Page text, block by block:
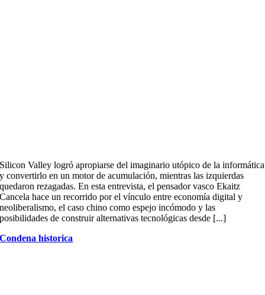
Silicon Valley logró apropiarse del imaginario utópico de la informática
y convertirlo en un motor de acumulación, mientras las izquierdas
quedaron rezagadas. En esta entrevista, el pensador vasco Ekaitz
Cancela hace un recorrido por el vínculo entre economía digital y
neoliberalismo, el caso chino como espejo incómodo y las
posibilidades de construir alternativas tecnológicas desde [...]
Condena historica